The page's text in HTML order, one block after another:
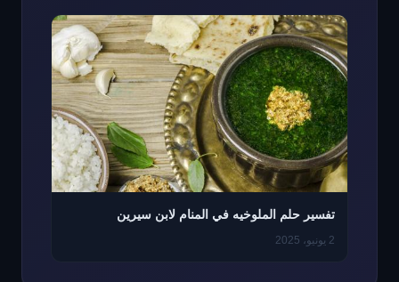
تفسير حلم الملوخيه في المنام لابن سيرين
2 يونيو، 2025